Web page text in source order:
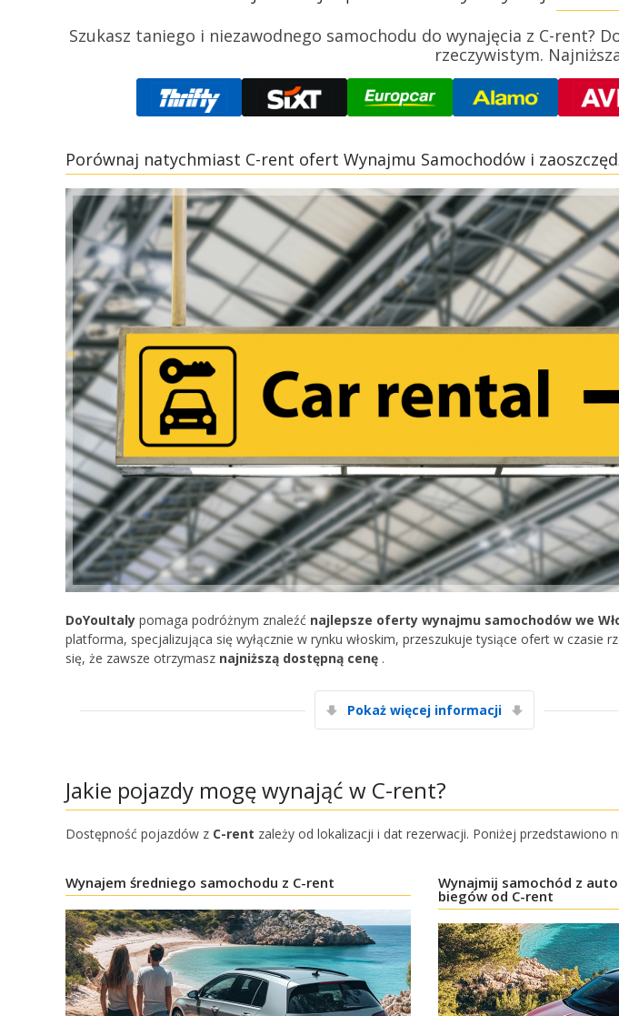
Szukasz taniego i niezawodnego samochodu do wynajęcia z C-rent?
rzeczywistym.
Porównaj natychmiast C-rent ofert Wynajmu Samochodów i
DoYouItaly pomaga podróżnym znaleźć najlepsze oferty wynajmu samochodów we
platforma, specjalizująca się wyłącznie w rynku włoskim, przeszukuje tysiące ofert w czasie
się, że zawsze otrzymasz najniższą dostępną cenę .
Pokaż więcej informacji
Jakie pojazdy mogę wynająć w C-rent?
Dostępność pojazdów z C-rent zależy od lokalizacji i dat rezerwacji. Poniżej
Wynajem średniego samochodu z C-rent Wynajmij samochód z
biegów od C-rent